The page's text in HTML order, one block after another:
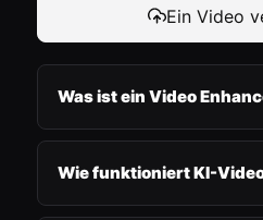
Ein Video
Was ist ein Video
Wie funktioniert KI-